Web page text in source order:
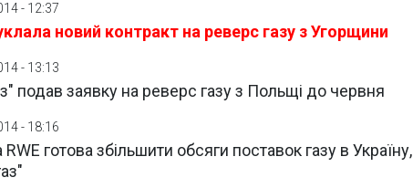
- 12:37
новий контракт на реверс газу з Угорщини
- 13:13
подав заявку на реверс газу з Польщі до червня
- 18:16
готова збільшити обсяги поставок газу в Україну,